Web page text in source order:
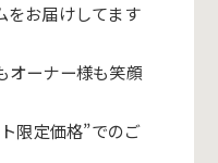
をお届けしてます
オーナー様も笑顔
限定価格”でのご